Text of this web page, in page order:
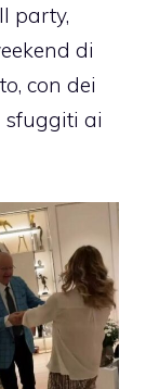
party,
di
con dei
sfuggiti ai